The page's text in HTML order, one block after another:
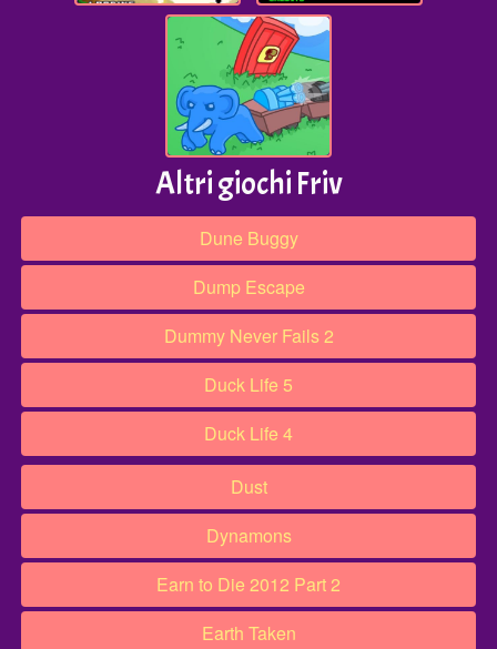
Altri giochi Friv
Dune Buggy
Dump Escape
Dummy Never Fails 2
Duck Life 5
Duck Life 4
Dust
Dynamons
Earn to Die 2012 Part 2
Earth Taken